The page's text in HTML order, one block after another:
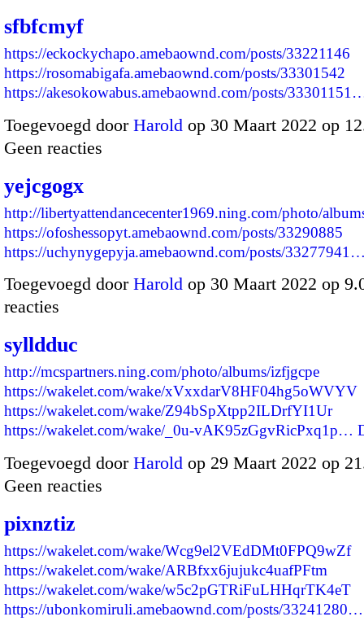
sfbfcmyf
https://eckockychapo.amebaownd.com/posts/33221146
https://rosomabigafa.amebaownd.com/posts/33301542
https://akesokowabus.amebaownd.com/posts/
Toegevoegd door Harold op 30 Maart 2022 op
Geen reacties
yejcgogx
http://libertyattendancecenter1969.ning.com/photo/
https://ofoshessopyt.amebaownd.com/posts/33290885
https://uchynygepyja.amebaownd.com/posts/
Toegevoegd door Harold op 30 Maart 2022 op
reacties
sylldduc
http://mcspartners.ning.com/photo/albums/izfjgcpe
https://wakelet.com/wake/xVxxdarV8HF04hg5oWVYV
https://wakelet.com/wake/Z94bSpXtpp2ILDrfYI1Ur
https://wakelet.com/wake/_0u-vAK95zGgvRicPxq1p…
Toegevoegd door Harold op 29 Maart 2022 op
Geen reacties
pixnztiz
https://wakelet.com/wake/Wcg9el2VEdDMt0FPQ9wZf
https://wakelet.com/wake/ARBfxx6jujukc4uafPFtm
https://wakelet.com/wake/w5c2pGTRiFuLHHqrTK4eT
https://ubonkomiruli.amebaownd.com/posts/33241280…